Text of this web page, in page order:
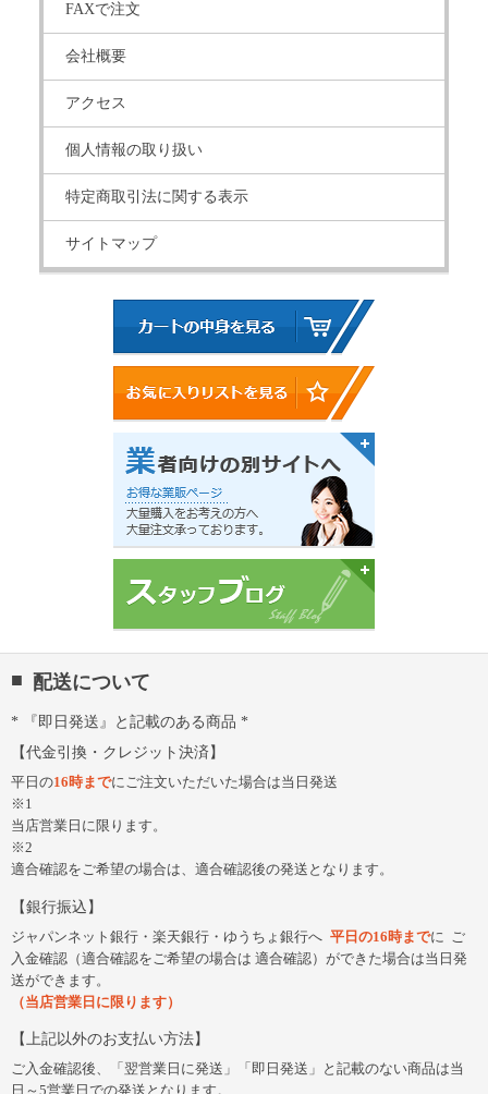
FAXで注文
会社概要
アクセス
個人情報の取り扱い
特定商取引法に関する表示
サイトマップ
配送について
『即日発送』と記載のある商品
代金引換・クレジット決済
平日の16時までにご注文いただいた場合は当日発送
※1
当店営業日に限ります。
※2
適合確認をご希望の場合は、適合確認後の発送となります。
銀行振込
ジャパンネット銀行・楽天銀行・ゆうちょ銀行へ 平日の16時までに
ご
入金確認（適合確認をご希望の場合は 適合確認）ができた場合は当日発
送ができます。
（当店営業日に限ります）
上記以外のお支払い方法
ご入金確認後、「翌営業日に発送」「即日発送」と記載のない商品は当
日～5営業日での発送となります。